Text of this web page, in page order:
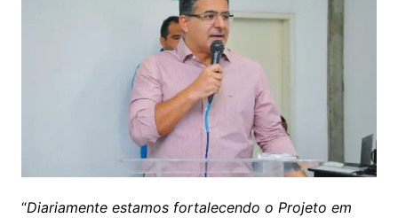
“Diariamente estamos fortalecendo o Projeto em